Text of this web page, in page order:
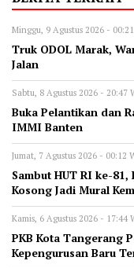
Minggu, 9 Agustus 2026 -
Truk ODOL Marak,
Jalan
Sabtu, 8 Agustus 2026 - 20:47
Buka Pelantikan dan
IMMI Banten
Jumat, 7 Agustus 2026 - 00:12
Sambut HUT RI ke-
Kosong Jadi Mural
Kamis, 6 Agustus 2026 - 17:44
‎PKB Kota Tangerang
Kepengurusan Baru